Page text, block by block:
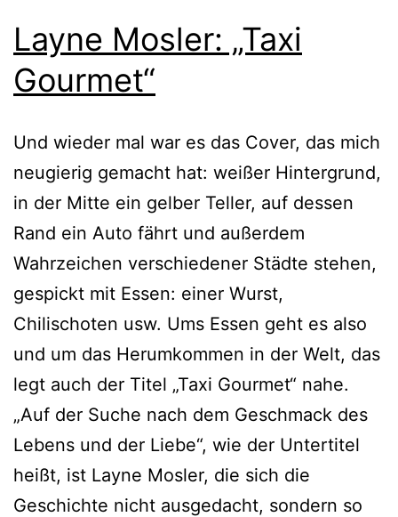
Layne Mosler: „Taxi
Gourmet“
Und wie­der mal war es das Cover, das mich
neu­gie­rig gemacht hat: wei­ßer Hintergrund,
in der Mitte ein gel­ber Teller, auf des­sen
Rand ein Auto fährt und außer­dem
Wahrzeichen ver­schie­de­ner Städte ste­hen,
gespickt mit Essen: einer Wurst,
Chilischoten usw. Ums Essen geht es also
und um das Herumkommen in der Welt, das
legt auch der Titel „Taxi Gourmet“ nahe.
„Auf der Suche nach dem Geschmack des
Lebens und der Liebe“, wie der Untertitel
heißt, ist Layne Mosler, die sich die
Geschichte nicht aus­ge­dacht, son­dern so